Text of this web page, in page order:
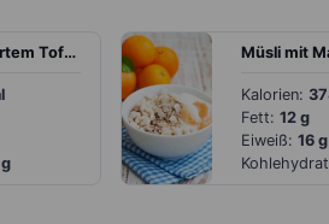
Wrap mit mariniertem Tofu, Möhre, Gurke und Tomate
Kalorien:
Fett: 12 g
Eiweiß: 16 g